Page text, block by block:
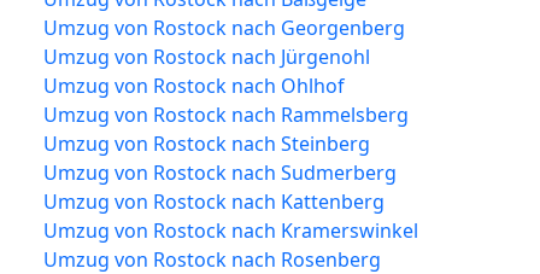
Umzug von Rostock nach Georgenberg
Umzug von Rostock nach Jürgenohl
Umzug von Rostock nach Ohlhof
Umzug von Rostock nach Rammelsberg
Umzug von Rostock nach Steinberg
Umzug von Rostock nach Sudmerberg
Umzug von Rostock nach Kattenberg
Umzug von Rostock nach Kramerswinkel
Umzug von Rostock nach Rosenberg